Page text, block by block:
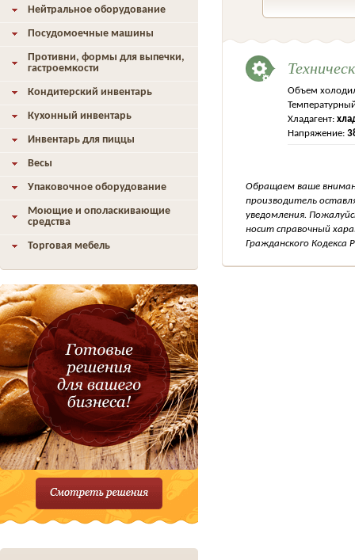
Объем
Хладагент:
Напряжение:
Обращаем ваше
производитель
уведомления.
носит справочный
Гражданского Кодекса
Нейтральное оборудование
Посудомоечные машины
Противни, формы для выпечки,
гастроемкости
Кондитерский инвентарь
Кухонный инвентарь
Инвентарь для пиццы
Весы
Упаковочное оборудование
Моющие и ополаскивающие
средства
Торговая мебель